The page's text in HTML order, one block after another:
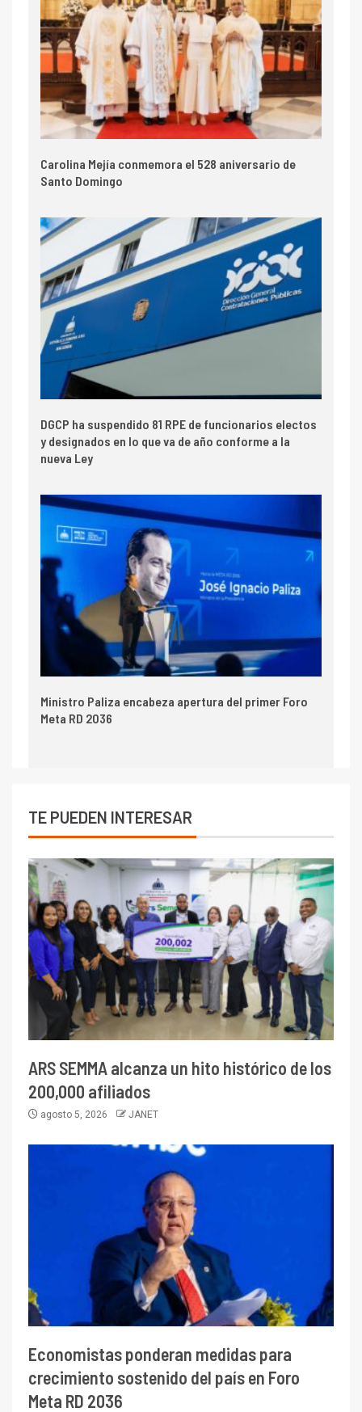
Carolina Mejía conmemora el 528 aniversario de
Santo Domingo
DGCP ha suspendido 81 RPE de funcionarios electos
y designados en lo que va de año conforme a la
nueva Ley
Ministro Paliza encabeza apertura del primer Foro
Meta RD 2036
TE PUEDEN INTERESAR
ARS SEMMA alcanza un hito histórico de los
200,000 afiliados
agosto 5, 2026 JANET
Economistas ponderan medidas para
crecimiento sostenido del país en Foro
Meta RD 2036